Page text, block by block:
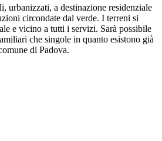
urbanizzati, a destinazione residenziale
circondate dal verde. I terreni si
e vicino a tutti i servizi. Sarà possibile
che singole in quanto esistono già
di Padova.